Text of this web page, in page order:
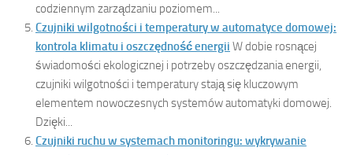
codziennym zarządzaniu poziomem...
Czujniki wilgotności i temperatury w automatyce domowej:
kontrola klimatu i oszczędność energii W dobie rosnącej
świadomości ekologicznej i potrzeby oszczędzania energii,
czujniki wilgotności i temperatury stają się kluczowym
elementem nowoczesnych systemów automatyki domowej.
Dzięki...
Czujniki ruchu w systemach monitoringu: wykrywanie